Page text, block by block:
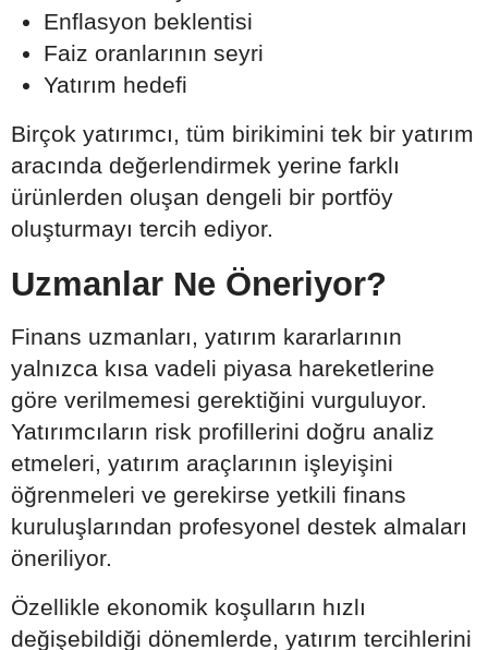
Enflasyon beklentisi
Faiz oranlarının seyri
Yatırım hedefi
Birçok yatırımcı, tüm birikimini tek bir yatırım
aracında değerlendirmek yerine farklı
ürünlerden oluşan dengeli bir portföy
oluşturmayı tercih ediyor.
Uzmanlar Ne Öneriyor?
Finans uzmanları, yatırım kararlarının
yalnızca kısa vadeli piyasa hareketlerine
göre verilmemesi gerektiğini vurguluyor.
Yatırımcıların risk profillerini doğru analiz
etmeleri, yatırım araçlarının işleyişini
öğrenmeleri ve gerekirse yetkili finans
kuruluşlarından profesyonel destek almaları
öneriliyor.
Özellikle ekonomik koşulların hızlı
değişebildiği dönemlerde, yatırım tercihlerini